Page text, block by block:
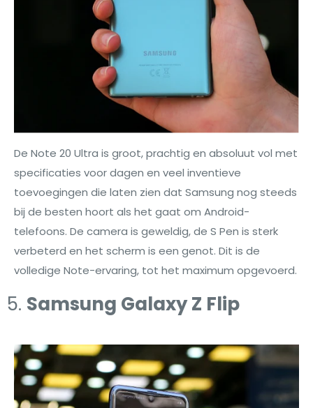
De Note 20 Ultra is groot, prachtig en absoluut vol met
specificaties voor dagen en veel inventieve
toevoegingen die laten zien dat Samsung nog steeds
bij de besten hoort als het gaat om Android-
telefoons. De camera is geweldig, de S Pen is sterk
verbeterd en het scherm is een genot. Dit is de
volledige Note-ervaring, tot het maximum opgevoerd.
Samsung Galaxy Z Flip